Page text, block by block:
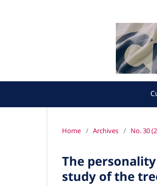
Home / Archives / No. 30
The
study of the